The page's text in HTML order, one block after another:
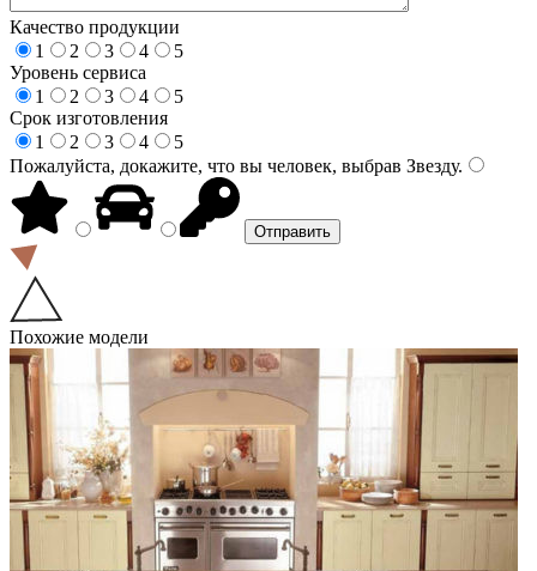
Качество продукции
1
2 3 4
5
Уровень сервиса
1
2 3 4
5
Срок изготовления
1
2 3 4
5
Пожалуйста, докажите, что вы человек, выбрав Звезду.
Похожие модели